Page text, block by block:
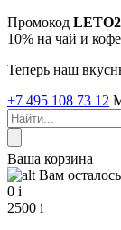
Промокод
10% на чай и
Теперь наш
+7 495 108 73 12
Ваша корзина
Вам
0 i
2500 i